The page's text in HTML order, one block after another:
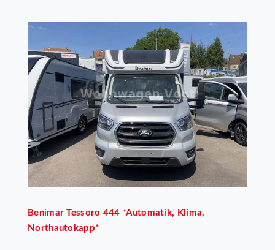
Benimar Tessoro 444 *Automatik, Klima,
Northautokapp*